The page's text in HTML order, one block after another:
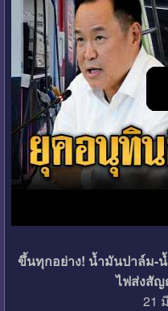
ขึ้นทุกอย่าง! น้ำมันปาล์ม-
ไฟส่งสั
21